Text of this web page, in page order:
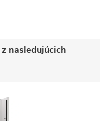
nasledujúcich